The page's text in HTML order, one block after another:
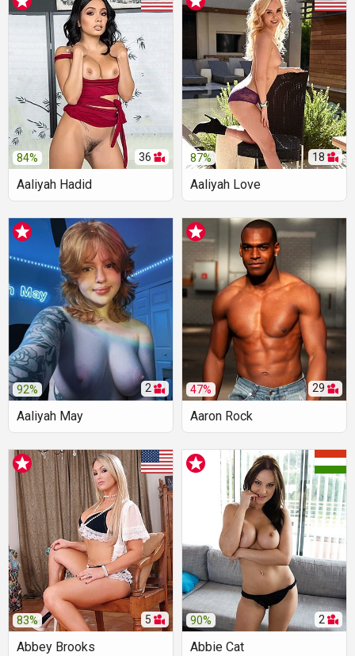
36
84%
Aaliyah Hadid
18
87%
Aaliyah Love
2
92%
Aaliyah May
29
47%
Aaron Rock
5
83%
Abbey Brooks
2
90%
Abbie Cat